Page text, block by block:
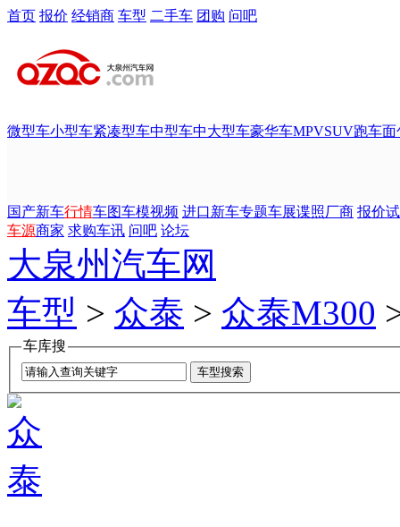
首页 报价 经销商 车型 二手车 团购 问吧
微型车小型车紧凑型车中型车中大型车豪华车MPVSUV跑车面
国产新车行情车图车模视频 进口新车专题车展谍照厂商 报价
车源商家 求购车讯 问吧 论坛
大泉州汽车网
车型 > 众泰 > 众泰M300
车库搜